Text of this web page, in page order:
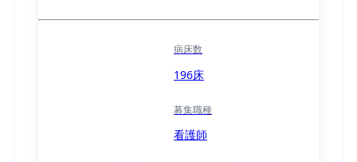
病床数
196床
募集職種
看護師